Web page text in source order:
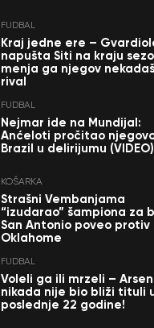
FUDBAL
Kraj jedne ere –
napušta Siti na kraju
menja ga njegov
rival
FUDBAL
Nejmar ide na Mundijal:
Anćeloti pročitao
Brazil u delirijumu (VIDEO)
KOŠARKA
Strašni Vembanjama
“izudarao” šampiona za
San Antonio poveo protiv
Oklahome
FUDBAL
Voleli ga ili mrzeli –
nikada nije bio bliži tituli
poslednje 22 godine!